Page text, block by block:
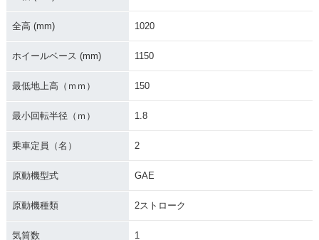
全高 (mm) 1020
ホイールベース (mm) 1150
最低地上高（ｍｍ） 150
最小回転半径（ｍ） 1.8
乗車定員（名） 2
原動機型式 GAE
原動機種類 2ストローク
気筒数 1